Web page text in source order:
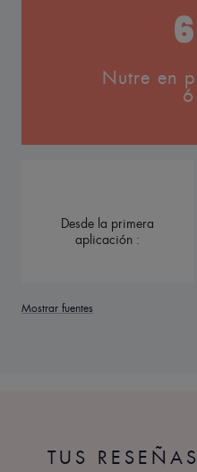
Nutre en
6
Desde la primera
aplicación :
Mostrar fuentes
TUS